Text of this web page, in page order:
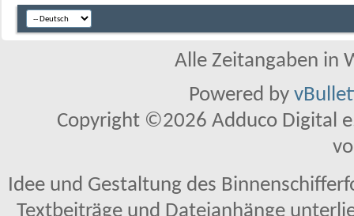
Alle Zeitangaben in
Powered by
Copyright ©2026 Adduco Digital
Idee und Gestaltung des
Textbeiträge und Dateianhänge